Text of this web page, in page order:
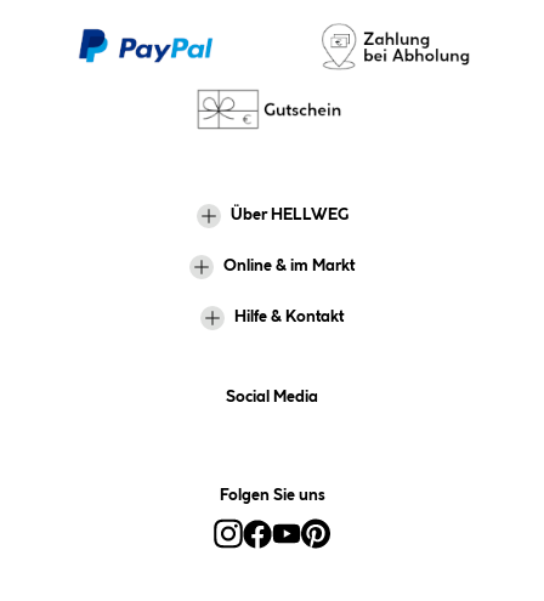
Über HELLWEG
Online & im Markt
Hilfe & Kontakt
Social Media
Folgen Sie uns